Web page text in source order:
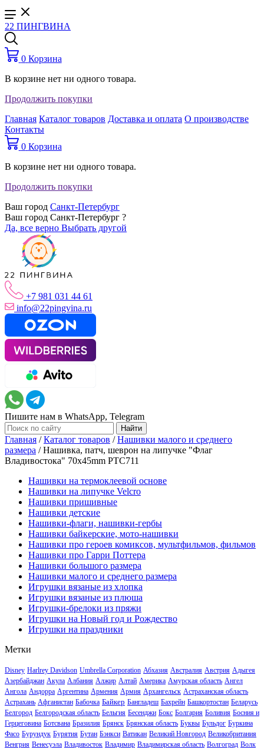
22 ПИНГВИНА
0 Корзина
В корзине нет ни одного товара.
Продолжить покупки
Главная Каталог товаров Доставка и оплата О производстве
Контакты
0 Корзина
В корзине нет ни одного товара.
Продолжить покупки
Ваш город Санкт-Петербург
Ваш город Санкт-Петербург ?
Да, все верно Выбрать другой
+7 981 031 44 61
info@22pingvina.ru
Пишите нам в WhatsApp, Telegram
Главная /Каталог товаров /Нашивки малого и среднего
размера /Нашивка, патч, шеврон на липучке "Флаг
Владивостока" 70x45mm PTC711
Нашивки на термоклеевой основе
Нашивки на липучке Velcro
Нашивки пришивные
Нашивки детские
Нашивки-флаги, нашивки-гербы
Нашивки байкерские, мото-нашивки
Нашивки про героев комиксов, мультфильмов, фильмов
Нашивки про Гарри Поттера
Нашивки большого размера
Нашивки малого и среднего размера
Игрушки вязаные из хлопка
Игрушки вязаные из плюша
Игрушки-брелоки из пряжи
Игрушки на Новый год и Рождество
Игрушки на праздники
Метки
Disney Harlrey Davidson Umbrella Corporation Абхазия Австралия Австрия Адыгея
Азербайджан Акула Албания Алжир Алтай Америка Амурская область Ангел
Ангола Андорра Аргентина Армения Армия Архангельск Астраханская область
Астрахань Афганистан Бабочка Байкер Бангладеш Бахрейн Башкортостан Беларусь
Белгород Белгородская область Бельгия Бесенджи Бокс Болгария Боливия Босния и
Герцеговина Ботсвана Бразилия Брянск Брянская область Буквы Бульдог Буркина
Фасо Бурундук Бурятия Бутан Бэнкси Ватикан Великий Новгород Великобритания
Венгрия Венесуэла Владивосток Владимир Владимирская область Волгоград Волк